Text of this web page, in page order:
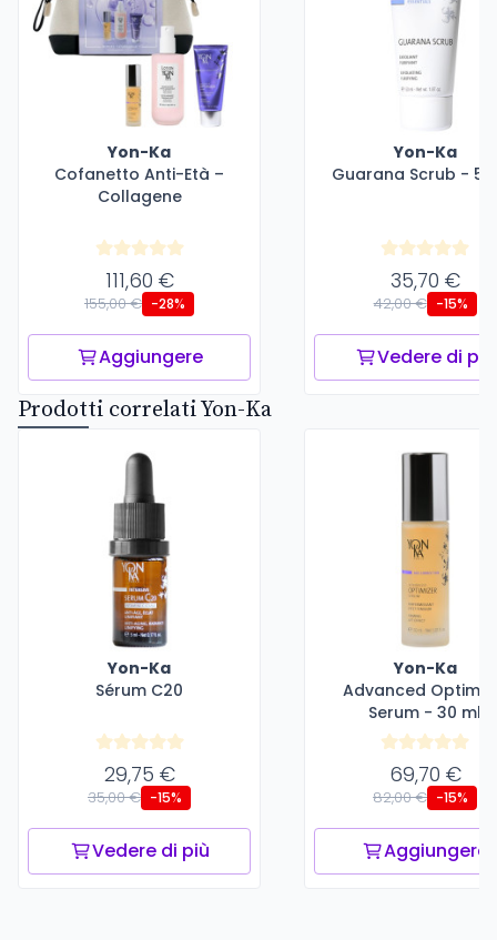
Yon-Ka
Cofanetto Anti-Età –
Collagene
111,60 €
155,00 € -28%
Aggiungere
Yon-Ka
Guarana Scrub -
35,70 €
42,00 € -15%
Vedere di più
Prodotti correlati Yon-Ka
Yon-Ka
Sérum C20
29,75 €
35,00 € -15%
Vedere di più
Yon-Ka
Advanced
Serum - 30 ml
69,70 €
82,00 € -15%
Aggiungere